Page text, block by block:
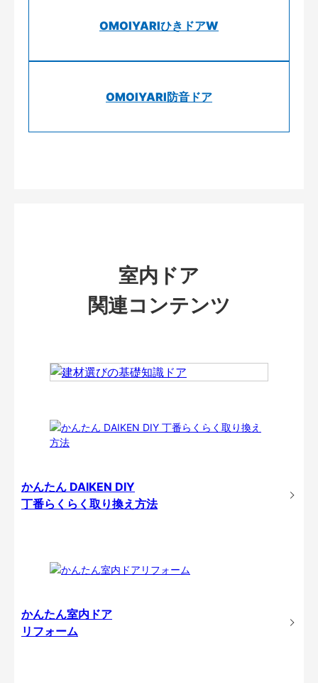
OMOIYARIひきドアW
OMOIYARI防音ドア
室内ドア
関連コンテンツ
かんたん DAIKEN DIY
丁番らくらく取り換え方法
かんたん室内ドア
リフォーム